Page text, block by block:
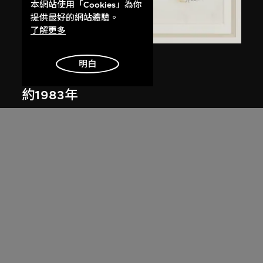
倉俁史朗
約1983年
本網站使用「Cookies」為你
提供最好的網站體驗。
了解更多
明白